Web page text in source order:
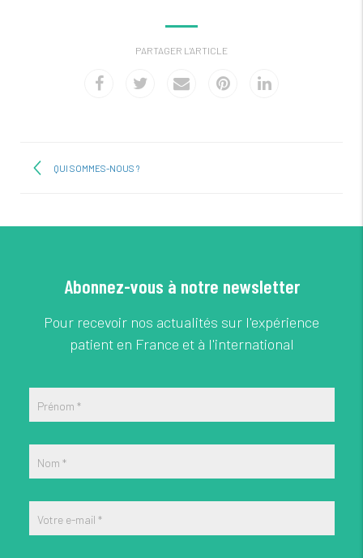
PARTAGER L'ARTICLE
QUI SOMMES-NOUS ?
Abonnez-vous à notre newsletter
Pour recevoir nos actualités sur l'expérience
patient en France et à l'international
Prénom *
Nom *
Votre e-mail *